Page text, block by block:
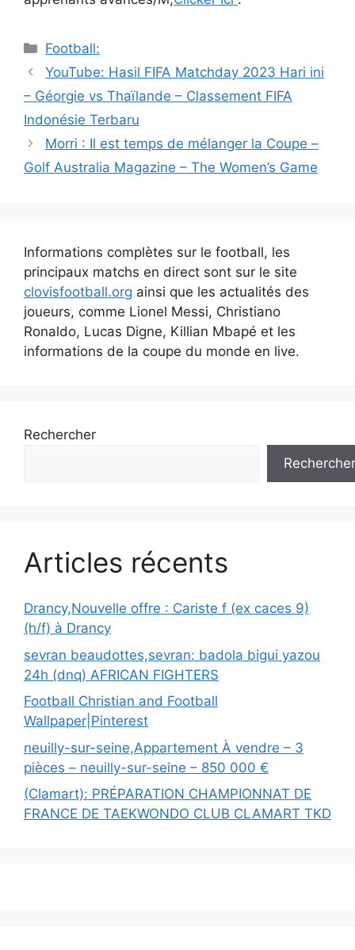
Catégories
Football:
Navigation
des
articles
YouTube: Hasil FIFA Matchday 2023 Hari ini
– Géorgie vs Thaïlande – Classement FIFA
Indonésie Terbaru
Morri : Il est temps de mélanger la Coupe –
Golf Australia Magazine – The Women’s Game
Informations complètes sur le football, les
principaux matchs en direct sont sur le site
clovisfootball.org ainsi que les actualités des
joueurs, comme Lionel Messi, Christiano
Ronaldo, Lucas Digne, Killian Mbapé et les
informations de la coupe du monde en live.
Rechercher
Rechercher
Articles récents
Drancy,Nouvelle offre : Cariste f (ex caces 9)
(h/f) à Drancy
sevran beaudottes,sevran: badola bigui yazou
24h (dnq) AFRICAN FIGHTERS
Football Christian and Football
Wallpaper|Pinterest
neuilly-sur-seine,Appartement À vendre – 3
pièces – neuilly-sur-seine – 850 000 €
(Clamart): PRÉPARATION CHAMPIONNAT DE
FRANCE DE TAEKWONDO CLUB CLAMART TKD